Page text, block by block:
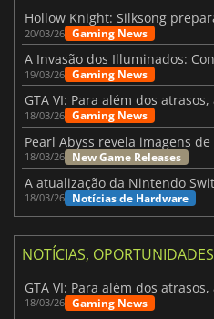
20/03/26 Gaming News
19/03/26 Gaming News
18/03/26 Gaming News
18/03/26 New Game Releases
18/03/26 Notícias de Hardware
NOTÍCIAS, OPORTUNIDADES
18/03/26 Gaming News